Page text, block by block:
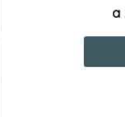
Technické parametry může
a